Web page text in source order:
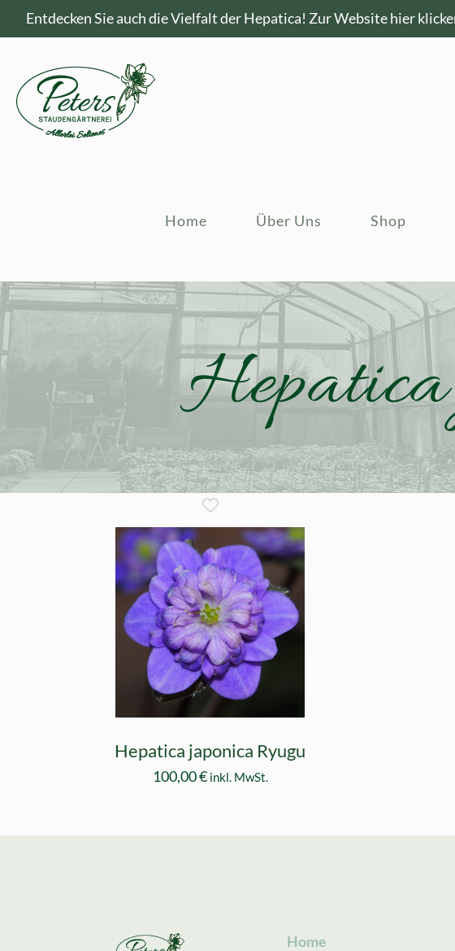
Entdecken Sie auch die Vielfalt der Hepatica! Zur Website hier
Home Über Uns Shop
Hepatica japonica Ryugu
100,00€ inkl. MwSt.
Home